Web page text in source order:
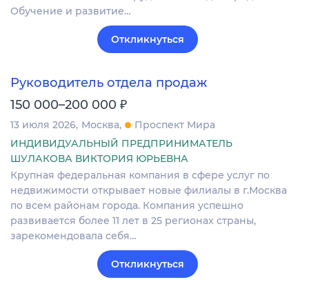
Обучение и развитие…
Откликнуться
Руководитель отдела продаж
150 000–200 000 ₽
13 июля 2026 Москва
Проспект Мира
ИНДИВИДУАЛЬНЫЙ ПРЕДПРИНИМАТЕЛЬ
ШУЛАКОВА ВИКТОРИЯ ЮРЬЕВНА
Крупная федеральная компания в сфере услуг по
недвижимости открывает новые филиалы в г.Москва
по всем районам города. Компания успешно
развивается более 11 лет в 25 регионах страны,
зарекомендовала себя…
Откликнуться